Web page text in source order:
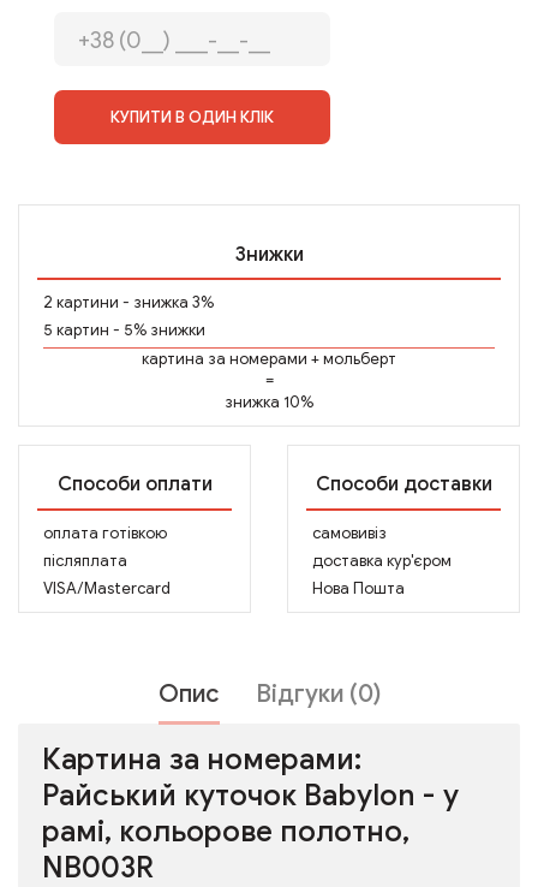
КУПИТИ В ОДИН КЛІК
Знижки
2 картини - знижка 3%
5 картин - 5% знижки
картина за номерами +мольберт
=
знижка 10%
Способи оплати
оплата готівкою
післяплата
VISA/Mastercard
Способи доставки
самовивіз
доставка кур'єром
Нова Пошта
Опис Відгуки (0)
Картина за номерами:
Райський куточок Babylon - у
рамі, кольорове полотно,
NB003R